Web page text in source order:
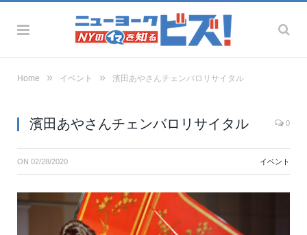
Home » イベント » 濱田あやさんチェンバロリサイタル
濱田あやさんチェンバロリサイタル 0
ON 02/28/2020 イベント